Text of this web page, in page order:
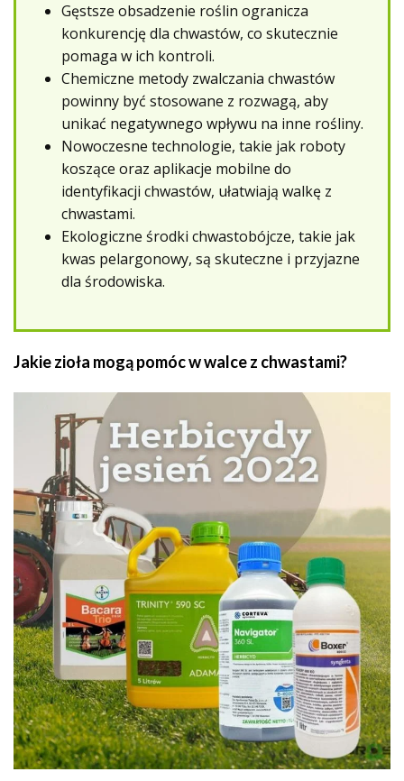
Gęstsze obsadzenie roślin ogranicza
konkurencję dla chwastów, co skutecznie
pomaga w ich kontroli.
Chemiczne metody zwalczania chwastów
powinny być stosowane z rozwagą, aby
unikać negatywnego wpływu na inne rośliny.
Nowoczesne technologie, takie jak roboty
koszące oraz aplikacje mobilne do
identyfikacji chwastów, ułatwiają walkę z
chwastami.
Ekologiczne środki chwastobójcze, takie jak
kwas pelargonowy, są skuteczne i przyjazne
dla środowiska.
Jakie zioła mogą pomóc w walce z chwastami?